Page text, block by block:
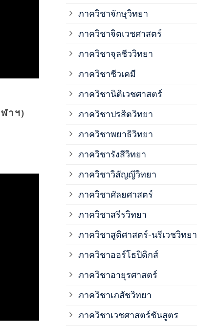
าฯ)
ภาควิชาจักษุวิทยา
ภาควิชาจิตเวชศาสตร์
ภาควิชาจุลชีววิทยา
ภาควิชาชีวเคมี
ภาควิชานิติเวชศาสตร์
ภาควิชาปรสิตวิทยา
ภาควิชาพยาธิวิทยา
ภาควิชารังสีวิทยา
ภาควิชาวิสัญญีวิทยา
ภาควิชาศัลยศาสตร์
ภาควิชาสรีรวิทยา
ภาควิชาสูติศาสตร์-นรีเวชวิทยา
ภาควิชาออร์โธปิดิกส์
ภาควิชาอายุรศาสตร์
ภาควิชาเภสัชวิทยา
ภาควิชาเวชศาสตร์ชันสูตร